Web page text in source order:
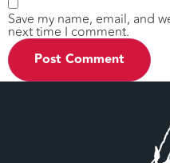
Save my name, email, and
next time I comment.